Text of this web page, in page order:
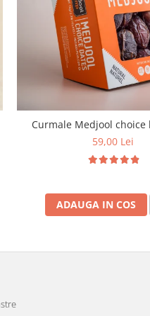
Curmale Medjool choice
59,00 Lei
ADAUGA IN COS